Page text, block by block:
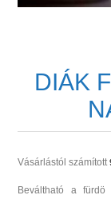
DIÁK
Vásárlástól számított
Beváltható a fürdö